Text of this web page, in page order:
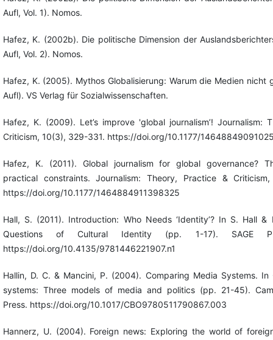
Aufl, Vol. 1). Nomos.
Hafez, K. (2002b). Die politische Dimension der
Aufl, Vol. 2). Nomos.
Hafez, K. (2005). Mythos Globalisierung: Warum die Medien nicht
Aufl). VS Verlag für Sozialwissenschaften.
Hafez, K. (2009). Let’s improve 'global journalism’! Journalism:
Criticism, 10(3), 329-331. https://doi.org/10.1177/
Hafez, K. (2011). Global journalism for global governance?
practical constraints. Journalism: Theory, Practice &
https://doi.org/10.1177/1464884911398325
Hall, S. (2011). Introduction: Who Needs ‘Identity’? In S. Hall
Questions of Cultural Identity (pp. 1-17). SAGE
https://doi.org/10.4135/9781446221907.n1
Hallin, D. C. & Mancini, P. (2004). Comparing Media Systems. In
systems: Three models of media and politics (pp. 21-45).
Press. https://doi.org/10.1017/CBO9780511790867.003
Hannerz, U. (2004). Foreign news: Exploring the world of